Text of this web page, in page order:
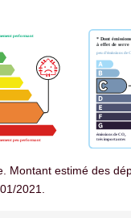
Montant estimé des
2021.